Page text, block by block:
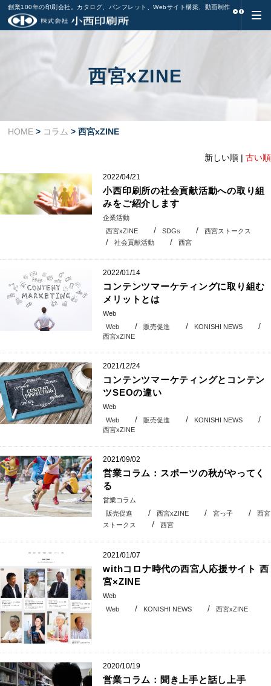
創業100年の印刷会社。カタログ、パンフレット、Webサイト構築、動画制作
西宮xZINE
HOME > コラム > 西宮xZINE
新しい順 | 古い順
2022/04/21
小西印刷所の社会貢献活動への取り組
みをご紹介します
企業活動
西宮xZINE
SDGs
西宮ストークス
社会貢献活動
西宮
2022/01/14
コンテンツマーケティングに取り組む
メリットとは
Web
Web
販売促進
KONISHI NEWS
西宮xZINE
2021/12/24
コンテンツマーケティングとコンテン
ツSEOの違い
Web
Web
販売促進
KONISHI NEWS
西宮xZINE
2021/09/02
営業コラム：スポーツの秋がやってく
る
営業コラム
販売促進
西宮xZINE 宮っ子
西宮
ストークス
西宮
2021/01/07
withコロナ時代の西宮人応援サイト 西
宮×ZINE
Web
Web
KONISHI NEWS 西宮xZINE
2020/10/19
営業コラム：聞き上手と話し上手